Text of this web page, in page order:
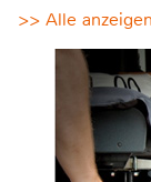
>> Alle anzeigen